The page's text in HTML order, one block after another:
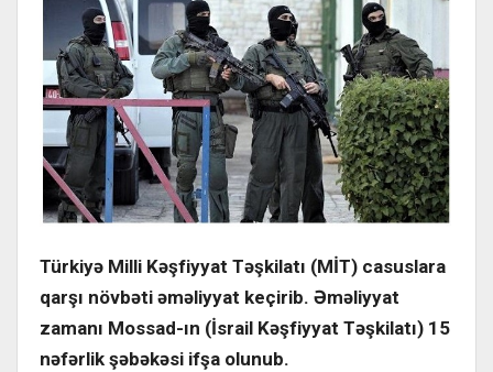
Türkiyə Milli Kəşfiyyat Təşkilatı (MİT) casuslara
qarşı növbəti əməliyyat keçirib. Əməliyyat
zamanı Mossad-ın (İsrail Kəşfiyyat Təşkilatı) 15
nəfərlik şəbəkəsi ifşa olunub.